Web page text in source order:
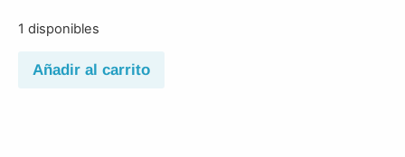
1 disponibles
Añadir al carrito